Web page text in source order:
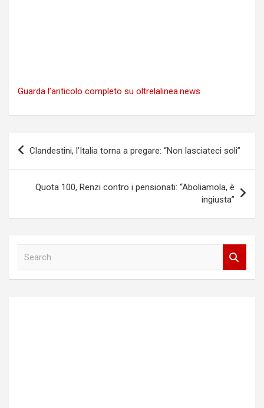
Guarda l’ariticolo completo su oltrelalinea.news
Navigazione
Clandestini, l’Italia torna a pregare: “Non lasciateci soli”
Quota 100, Renzi contro i pensionati: “Aboliamola, è
ingiusta”